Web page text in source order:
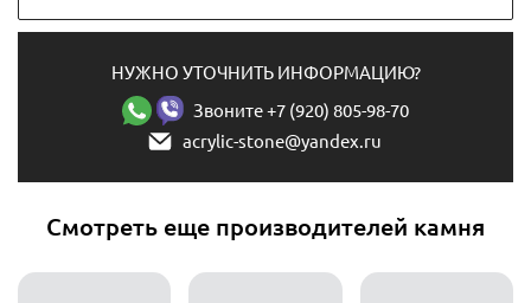
НУЖНО УТОЧНИТЬ ИНФОРМАЦИЮ?
Звоните +7 (920) 805-98-70
acrylic-stone@yandex.ru
Смотреть еще производителей камня